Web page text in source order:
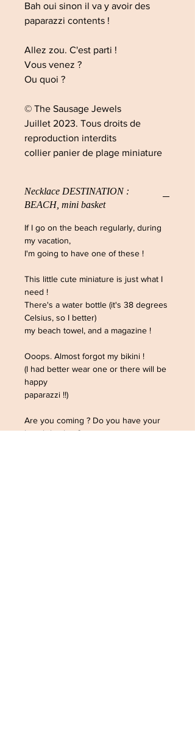
Bah oui sinon il va y avoir des
paparazzi contents !
Allez zou. C'est parti !
Vous venez ?
Ou quoi ?
© The Sausage Jewels
Juillet 2023. Tous droits de
reproduction interdits
collier panier de plage miniature
Necklace DESTINATION :
BEACH, mini basket
If I go on the beach regularly, during
my vacation,
I'm going to have one of these !
This little cute miniature is just what I
need !
There's a water bottle (it's 38 degrees
Celsius, so I better)
my beach towel, and a magazine !
Ooops. Almost forgot my bikini !
(I had better wear one or there will be
happy
paparazzi !!)
Are you coming ? Do you have your
beach basket ?